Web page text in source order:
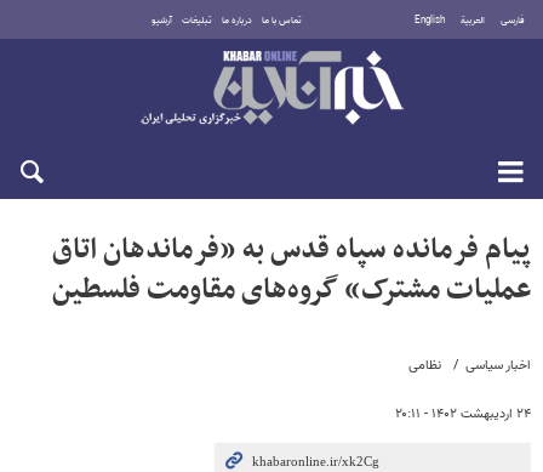
فارسی العربية English تماس با ما درباره ما تبلیغات آرشیو
دوشنبه ۱۹ مرداد ۱۴۰۵
اخبار سیاسی نظامی
۲۴ اردیبهشت ۱۴۰۲ - ۲۰:۱۱
پیام فرمانده سپاه قدس به «فرماندهان اتاق
عملیات مشترک» گروه‌های مقاومت فلسطین